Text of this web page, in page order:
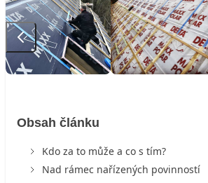
Obsah článku
Kdo za to může a co s tím?
Nad rámec nařízených povinností